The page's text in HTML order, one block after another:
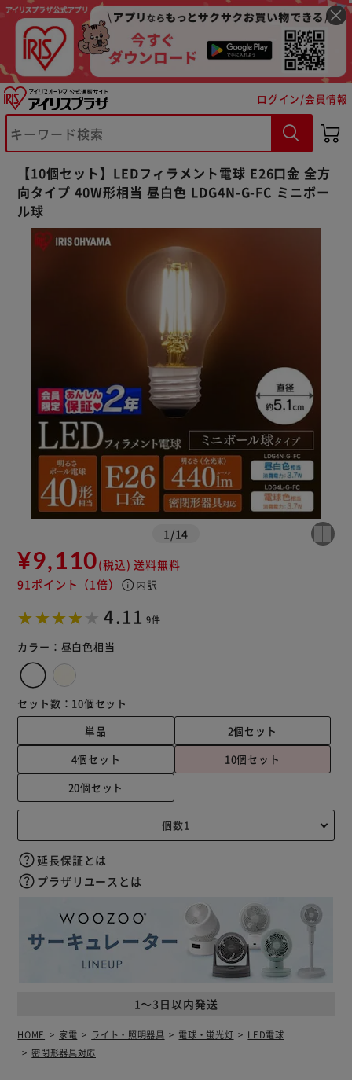
ログイン/会員情報
【10個セット】LEDフィラメント電球 E26口金 全方
向タイプ 40W形相当 昼白色 LDG4N-G-FC ミニボー
ル球
1 /14
¥9,110(税込) 送料無料
91ポイント （1倍） info 内訳
4.11 9件
カラー： 昼白色相当
セット数： 10個セット
単品
2個セット
4個セット
10個セット
20個セット
1～3日以内発送
延長保証とは
プラザリユースとは
HOME 家電 ライト・照明器具 電球・蛍光灯
LED電球
密閉形器具対応
※ご確認ください
カートに入れる 購入手続きへ